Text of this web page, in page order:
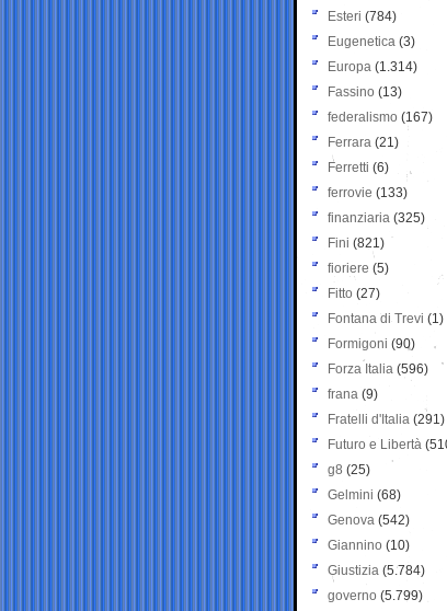
Esteri (784)
Eugenetica (3)
Europa (1.314)
Fassino (13)
federalismo (167)
Ferrara (21)
Ferretti (6)
ferrovie (133)
finanziaria (325)
Fini (821)
fioriere (5)
Fitto (27)
Fontana di Trevi (1)
Formigoni (90)
Forza Italia (596)
frana (9)
Fratelli d'Italia (291)
Futuro e Libertà
g8 (25)
Gelmini (68)
Genova (542)
Giannino (10)
Giustizia (5.784)
governo (5.799)